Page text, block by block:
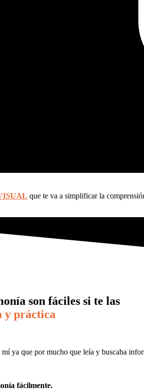
que te va a simplificar la
son fáciles si te las
y práctica
ya que por mucho que leía y buscaba
fácilmente.